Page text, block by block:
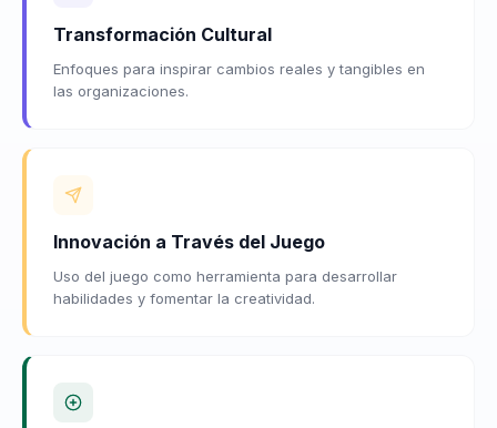
Transformación Cultural
Enfoques para inspirar cambios reales y tangibles en
las organizaciones.
Innovación a Través del Juego
Uso del juego como herramienta para desarrollar
habilidades y fomentar la creatividad.